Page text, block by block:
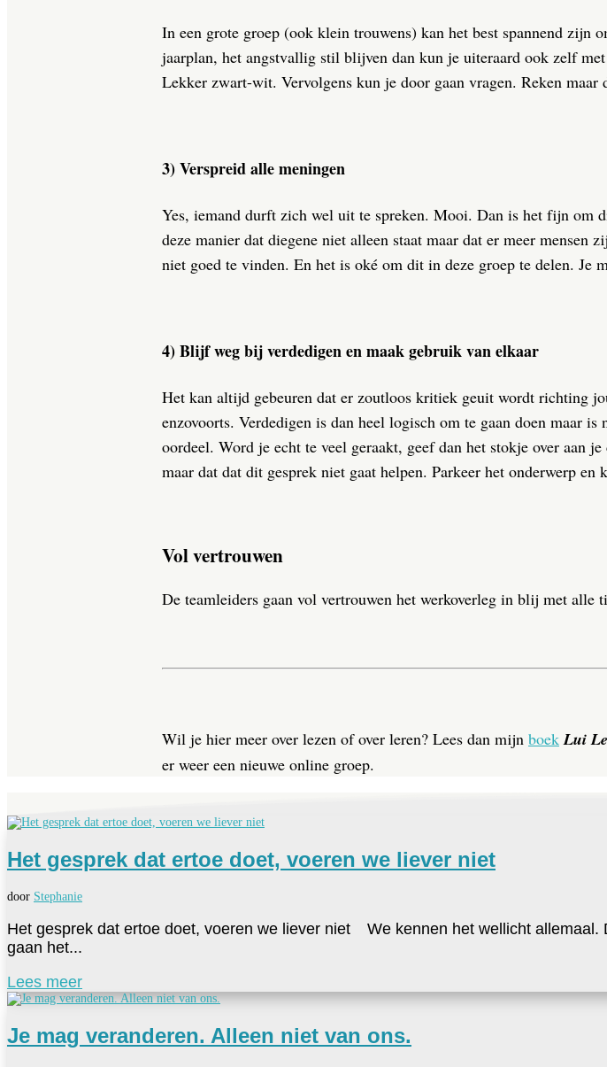
In een grote groep (ook klein trouwens) kan het best spannend
jaarplan, het angstvallig stil blijven dan kun je uiteraard ook zelf
Lekker zwart-wit. Vervolgens kun je door gaan vragen. Reken maar
3) Verspreid alle meningen
Yes, iemand durft zich wel uit te spreken. Mooi. Dan is het fijn om
deze manier dat diegene niet alleen staat maar dat er meer
niet goed te vinden. En het is oké om dit in deze groep te delen. Je
4) Blijf weg bij verdedigen en maak gebruik van elkaar
Het kan altijd gebeuren dat er zoutloos kritiek geuit wordt richting
enzovoorts. Verdedigen is dan heel logisch om te gaan doen maar
oordeel. Word je echt te veel geraakt, geef dan het stokje over aan
maar dat dat dit gesprek niet gaat helpen. Parkeer het onderwerp en
Vol vertrouwen
De teamleiders gaan vol vertrouwen het werkoverleg in blij met
Wil je hier meer over lezen of over leren? Lees dan mijn boek Lui
er weer een nieuwe online groep.
Het gesprek dat ertoe doet, voeren we liever niet
door Stephanie
Het gesprek dat ertoe doet, voeren we liever niet We kennen het wellicht
gaan het...
Lees meer
Je mag veranderen. Alleen niet van ons.